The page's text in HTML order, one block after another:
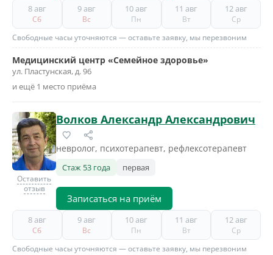
8 авг
Сб
9 авг
Вс
10 авг
Пн
11 авг
Вт
12 авг
Ср
Свободные часы уточняются — оставьте заявку, мы перезвоним
Медицинский центр «Семейное здоровье»
ул. Пластунская, д. 96
и ещё 1 место приёма
Оставить
отзыв
Волков Александр Александрович
невролог, психотерапевт, рефлексотерапевт
Стаж 53 года первая
Записаться на приём
8 авг
Сб
9 авг
Вс
10 авг
Пн
11 авг
Вт
12 авг
Ср
Свободные часы уточняются — оставьте заявку, мы перезвоним